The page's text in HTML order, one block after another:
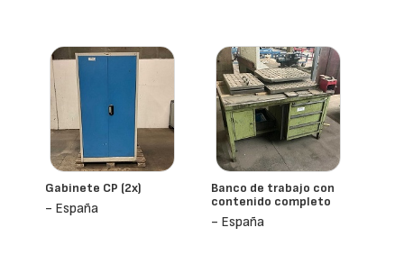
Gabinete CP (2x)
- España
Banco de trabajo con
contenido completo
- España